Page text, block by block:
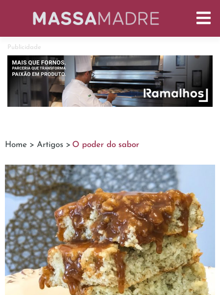
Publicidade
Home > Artigos > O poder do sabor